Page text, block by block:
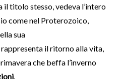
il titolo stesso, vedeva l’intero
come nel Proterozoico,
sua
rappresenta il ritorno alla vita,
che beffa l’inverno
.